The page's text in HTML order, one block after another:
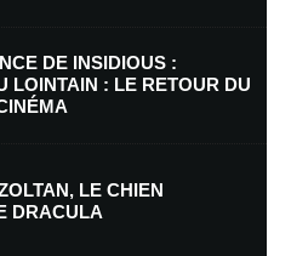
DE INSIDIOUS :
LOINTAIN : LE RETOUR DU
LE CHIEN
DRACULA